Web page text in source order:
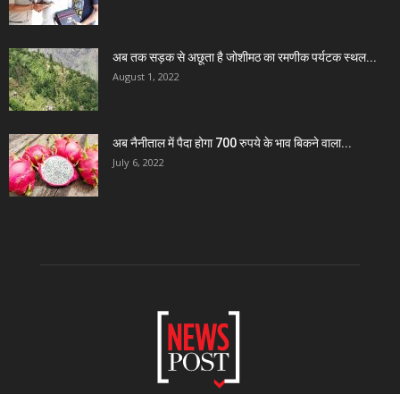
अब तक सड़क से अछूता है जोशीमठ का रमणीक पर्यटक स्थल...
August 1, 2022
अब नैनीताल में पैदा होगा 700 रुपये के भाव बिकने वाला...
July 6, 2022